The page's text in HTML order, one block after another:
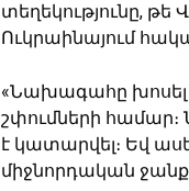
տեղեկությունը,
Ուկրաինայում
«Նախագահը խոսել
շփումների
է կատարվել։ Եվ
միջնորդական